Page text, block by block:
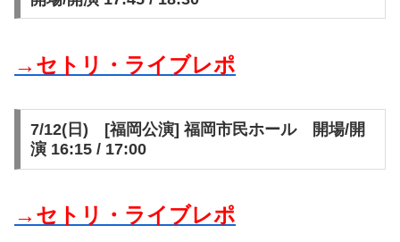
→セトリ・ライブレポ
7/12(日) [福岡公演] 福岡市民ホール 開場/開
演 16:15 / 17:00
→セトリ・ライブレポ